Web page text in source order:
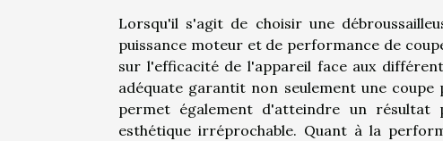
Lorsqu'il s'agit de choisir une
puissance moteur et de performance de
sur l'efficacité de l'appareil face aux
adéquate garantit non seulement une coupe
permet également d'atteindre un résultat
esthétique irréprochable. Quant à la